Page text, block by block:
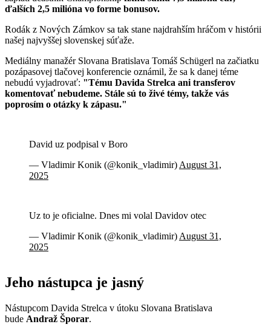
ďalších 2,5 milióna vo forme bonusov.
Rodák z Nových Zámkov sa tak stane najdrahším hráčom v histórii
našej najvyššej slovenskej súťaže.
Mediálny manažér Slovana Bratislava Tomáš Schügerl na začiatku
pozápasovej tlačovej konferencie oznámil, že sa k danej téme
nebudú vyjadrovať: "Tému Davida Strelca ani transferov
komentovať nebudeme. Stále sú to živé témy, takže vás
poprosím o otázky k zápasu."
David uz podpisal v Boro
— Vladimir Konik (@konik_vladimir) August 31,
2025
Uz to je oficialne. Dnes mi volal Davidov otec
— Vladimir Konik (@konik_vladimir) August 31,
2025
Jeho nástupca je jasný
Nástupcom Davida Strelca v útoku Slovana Bratislava
bude Andraž Šporar.